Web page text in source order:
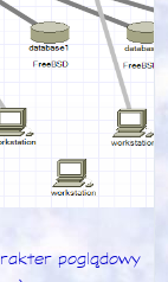
poglądowy